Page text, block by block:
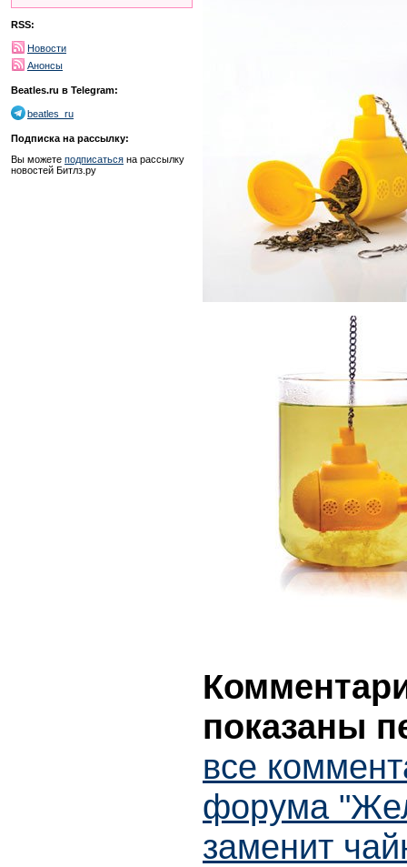
RSS:
Новости
Анонсы
Beatles.ru в Telegram:
beatles_ru
Подписка на рассылку:
Вы можете подписаться на рассылку
новостей Битлз.ру
показаны
все
форума
заменит